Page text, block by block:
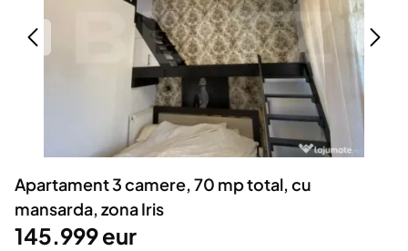
Servicii
Animale de companie
Afaceri și echipamente profesionale
Inchiriere Bunuri si Vehicule
Utilaje agricole si industriale
Piese auto si accesorii
Apartament 3 camere, 70 mp total, cu
mansarda, zona Iris
145.999 eur